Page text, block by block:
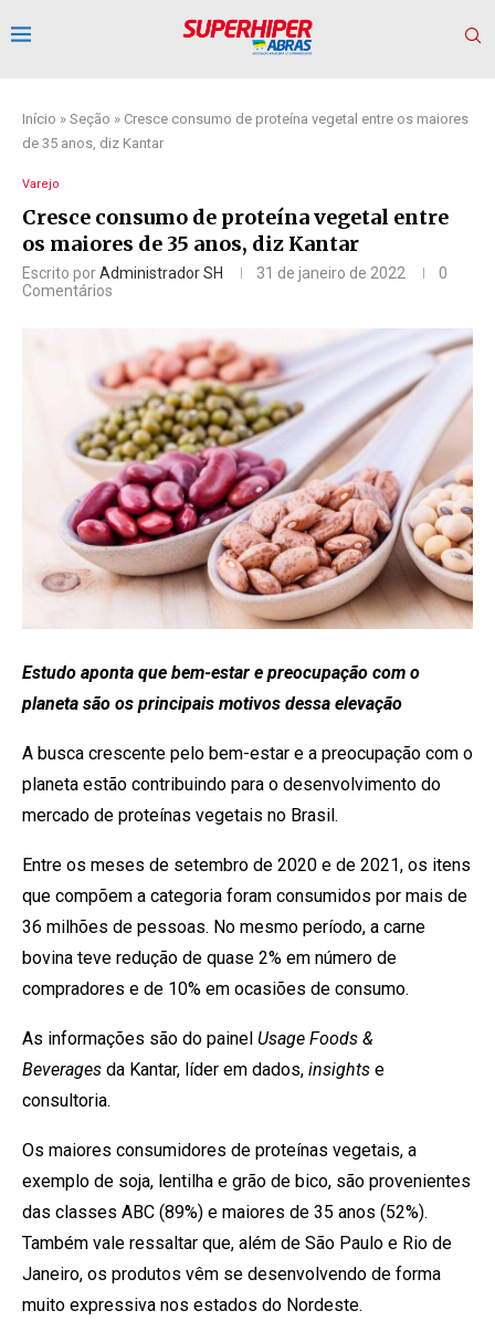
Início » Seção » Cresce consumo de proteína vegetal entre os maiores
de 35 anos, diz Kantar
Varejo
Cresce consumo de proteína vegetal entre
os maiores de 35 anos, diz Kantar
Escrito porAdministrador SH 31 de janeiro de 2022
0
Comentários
Estudo aponta que bem-estar e preocupação com o
planeta são os principais motivos dessa elevação
A busca crescente pelo bem-estar e a preocupação com o
planeta estão contribuindo para o desenvolvimento do
mercado de proteínas vegetais no Brasil.
Entre os meses de setembro de 2020 e de 2021, os itens
que compõem a categoria foram consumidos por mais de
36 milhões de pessoas. No mesmo período, a carne
bovina teve redução de quase 2% em número de
compradores e de 10% em ocasiões de consumo.
As informações são do painel Usage Foods &
Beverages da Kantar, líder em dados, insights e
consultoria.
Os maiores consumidores de proteínas vegetais, a
exemplo de soja, lentilha e grão de bico, são provenientes
das classes ABC (89%) e maiores de 35 anos (52%).
Também vale ressaltar que, além de São Paulo e Rio de
Janeiro, os produtos vêm se desenvolvendo de forma
muito expressiva nos estados do Nordeste.